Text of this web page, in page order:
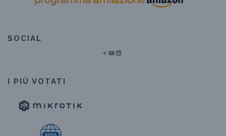
SOCIAL
Telegram YouTube LinkedIn
I PIÙ VOTATI